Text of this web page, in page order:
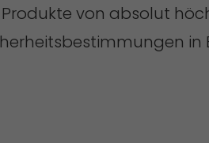
von absolut
in